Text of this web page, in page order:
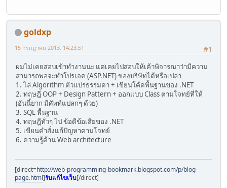
goldxp
#1
15 กรกฎาคม 2013, 14:23:51
ผมไม่เคยสอบเข้าทำงานนะ แต่เคยไปสอบให้เค้าพิจารณาว่ามีความ
สามารถพอจะทำโปรเจค (ASP.NET) ของบริษัทได้หรือเปล่า
1. ไล่ Algorithm ตัวแปรธรรมดา + เขียนโค้ดพื้นฐานของ .NET
2. ทฤษฎี OOP + Design Pattern + ออกแบบ Class ตามโจทย์ที่ให้
(อันนี้ยาก มีศัพท์แปลกๆ ด้วย)
3. SQL พื้นฐาน
4. ทฤษฎีทั่วๆ ไป ข้อดีข้อเสียของ .NET
5. เขียนคำสั่งแก้ปัญหาตามโจทย์
6. ความรู้ด้าน Web architecture
[direct=http://web-programming-bookmark.blogspot.com/p/blog-
page.html]รับแก้ไขเว็บ[/direct]